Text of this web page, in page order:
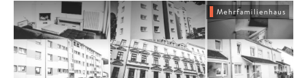
Mehrfamilienhaus